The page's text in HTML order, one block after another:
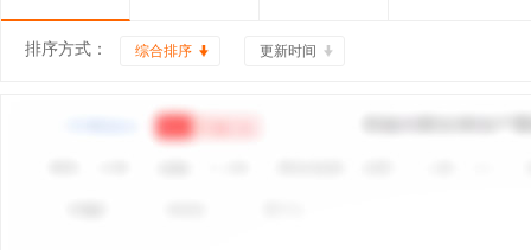
排序方式： 综合排序 更新时间